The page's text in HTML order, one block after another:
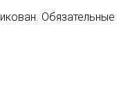
Обязательные